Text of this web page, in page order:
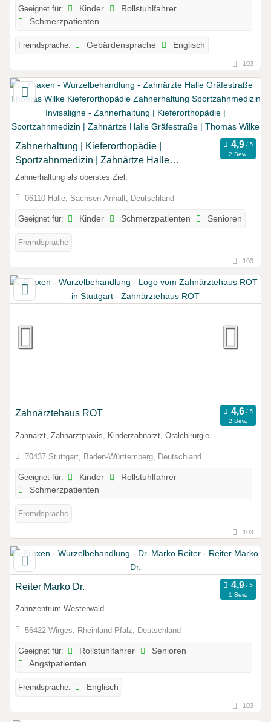
Geeignet für: Kinder
Rollstuhlfahrer
Schmerzpatienten
Fremdsprache: Gebärdensprache Englisch
103
Zahnerhaltung | Kieferorthopädie |
Sportzahnmedizin | Zahnärtze Halle
Gräfestraße | Thomas Wilke
2 Bew.
Zahnerhaltung als oberstes Ziel.
06110 Halle, Sachsen-Anhalt, Deutschland
Geeignet für: Kinder Schmerzpatienten Senioren
Fremdsprache
103
Zahnärztehaus ROT
2 Bew.
Zahnarzt, Zahnarztpraxis, Kinderzahnarzt, Oralchirurgie
70437 Stuttgart, Baden-Württemberg, Deutschland
Geeignet für: Kinder
Rollstuhlfahrer
Schmerzpatienten
Fremdsprache
103
Reiter Marko Dr.
1 Bew.
Zahnzentrum Westerwald
56422 Wirges, Rheinland-Pfalz, Deutschland
Geeignet für: Rollstuhlfahrer
Senioren
Angstpatienten
Fremdsprache: Englisch
103